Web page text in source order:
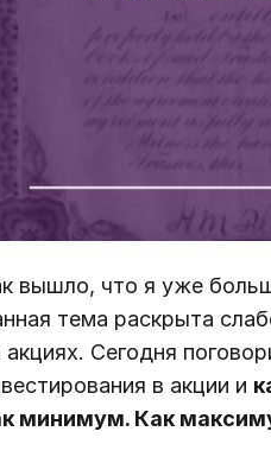
вышло, что я уже
тема раскрыта
акциях. Сегодня
в акции и
минимум. Как